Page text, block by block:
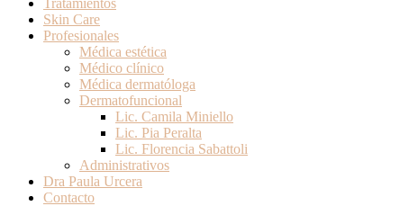
Tratamientos
Skin Care
Profesionales
Médica estética
Médico clínico
Médica dermatóloga
Dermatofuncional
Lic. Camila Miniello
Lic. Pia Peralta
Lic. Florencia Sabattoli
Administrativos
Dra Paula Urcera
Contacto